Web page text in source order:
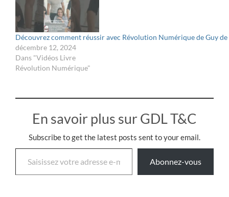
Découvrez comment réussir avec Révolution Numérique de Guy de
décembre 12, 2024
Dans "Vidéos Livre
Révolution Numérique"
En savoir plus sur GDL T&C
Subscribe to get the latest posts sent to your email.
Abonnez-vous